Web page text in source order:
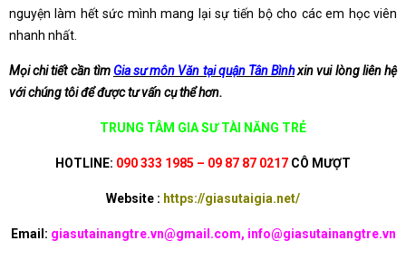
nguyện làm hết sức mình mang lại sự tiến bộ cho các em học viên
nhanh nhất.
Mọi chi tiết cần tìm Gia sư môn Văn tại quận Tân Bìnhxin vui lòng liên hệ
với chúng tôi để được tư vấn cụ thể hơn.
TRUNG TÂM GIA SƯ TÀI NĂNG TRẺ
HOTLINE: 090 333 1985 – 09 87 87 0217 CÔ MƯỢT
Website : https://giasutaigia.net/
Email: giasutainangtre.vn@gmail.com, info@giasutainangtre.vn